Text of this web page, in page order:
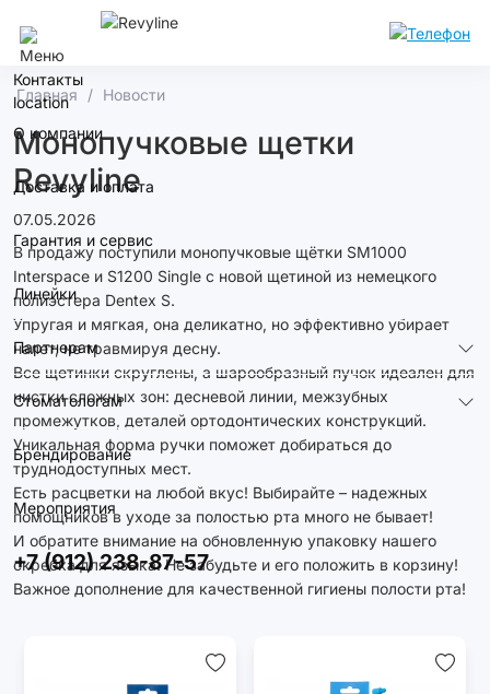
Екатеринбург
Контакты
О компании
Доставка и оплата
Гарантия и сервис
Линейки
Партнерам
Стоматологам
Брендирование
Мероприятия
+7 (912) 238-87-57
Главная Новости
Монопучковые щетки
Revyline
07.05.2026
В продажу поступили монопучковые щётки SM1000
Interspace и S1200 Single с новой щетиной из немецкого
полиэстера Dentex S.
Упругая и мягкая, она деликатно, но эффективно убирает
налет, не травмируя десну.
Все щетинки скруглены, а шарообразный пучок идеален для
чистки сложных зон: десневой линии, межзубных
промежутков, деталей ортодонтических конструкций.
Уникальная форма ручки поможет добираться до
труднодоступных мест.
Есть расцветки на любой вкус! Выбирайте – надежных
помощников в уходе за полостью рта много не бывает!
И обратите внимание на обновленную упаковку нашего
скребка для языка. Не забудьте и его положить в корзину!
Важное дополнение для качественной гигиены полости рта!